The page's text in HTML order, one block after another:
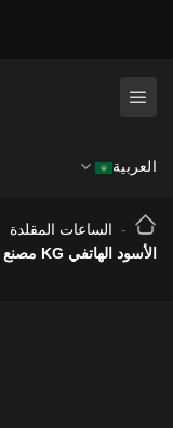
العربية
- الساعات المقلدة
الأسود الهاتفي KG مصنع 41.5mm